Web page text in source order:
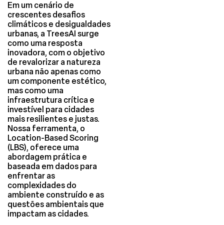
Em um cenário de
crescentes desafios
climáticos e desigualdades
urbanas, a TreesAI surge
como uma resposta
inovadora, com o objetivo
de revalorizar a natureza
urbana não apenas como
um componente estético,
mas como uma
infraestrutura crítica e
investível para cidades
mais resilientes e justas.
Nossa ferramenta, o
Location-Based Scoring
(LBS), oferece uma
abordagem prática e
baseada em dados para
enfrentar as
complexidades do
ambiente construído e as
questões ambientais que
impactam as cidades.